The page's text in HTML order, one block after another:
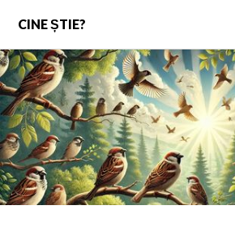
content
CINE ȘTIE?